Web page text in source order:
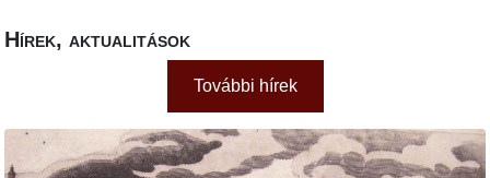
Hírek, aktualitások
További hírek